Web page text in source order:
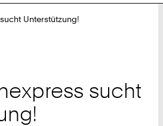
Unterstützung!
sucht